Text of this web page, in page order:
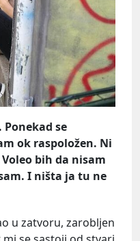
Ponekad se
ok raspoložen. Ni
bih da nisam
I ništa ja tu ne
u zatvoru, zarobljen